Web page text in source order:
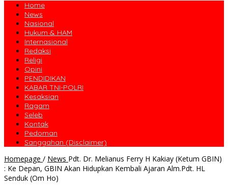
Home
News
Nasional
Hukum & HAM
Internasional
Redaksi
Religi
Opini
PENDIDIKAN
KABAR TNI-POLRI
Kesaksian
Ragam
Seleb
Kontak
Pedoman
Sanggahan (Disclaimer)
Homepage / News Pdt. Dr. Melianus Ferry H Kakiay (Ketum GBIN)
: Ke Depan, GBIN Akan Hidupkan Kembali Ajaran Alm.Pdt. HL
Senduk (Om Ho)